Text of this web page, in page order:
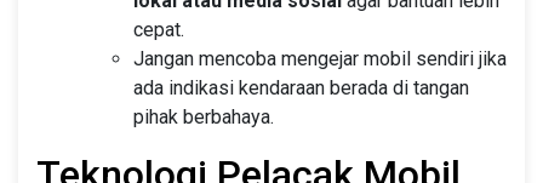
cepat.
Jangan mencoba mengejar mobil sendiri jika
ada indikasi kendaraan berada di tangan
pihak berbahaya.